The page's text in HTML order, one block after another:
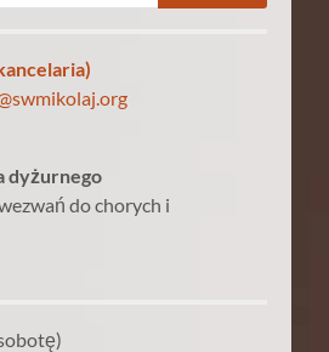
dyżurnego
do chorych i